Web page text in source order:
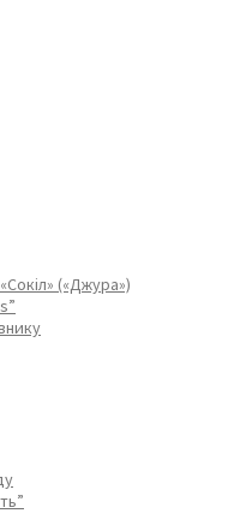
(«Джура»)